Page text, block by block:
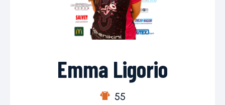
Emma Ligorio
55